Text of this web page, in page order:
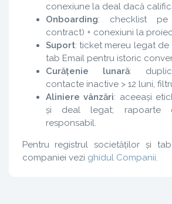
conexiune la deal dacă
Onboarding: checklist pe
contract) + conexiuni la
Suport: ticket mereu legat
tab Email pentru istoric
Curățenie lunară:
contacte inactive > 12 luni,
Aliniere vânzări: aceeași
și deal legat; rapoarte
responsabil.
Pentru registrul societăților și
companiei vezi ghidul Companii